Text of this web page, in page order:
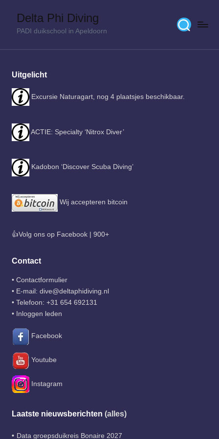
Delta Phi Diving
PADI duikschool in Apeldoorn
Uitgelicht
Excursie Naturagart, nog 4 plaatsjes beschikbaar.
ACTIE: Specialty ‘Nitrox Diver’
Kadobon ‘Discover Scuba Diving’
Wij accepteren bitcoin
👍Volg ons op Facebook | 900+
Contact
• Contactformulier
• E-mail: dive@deltaphidiving.nl
• Telefoon: +31 654 692131
• Inloggen leden
Facebook
Youtube
Instagram
Laatste nieuwsberichten (alles)
Data groepsduikreis Bonaire 2027